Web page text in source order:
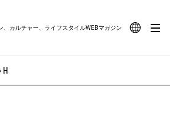
H
、カルチャー、ライフスタイルWEBマガジン
JOURNAL
#SNEAKER #OUTDOOR